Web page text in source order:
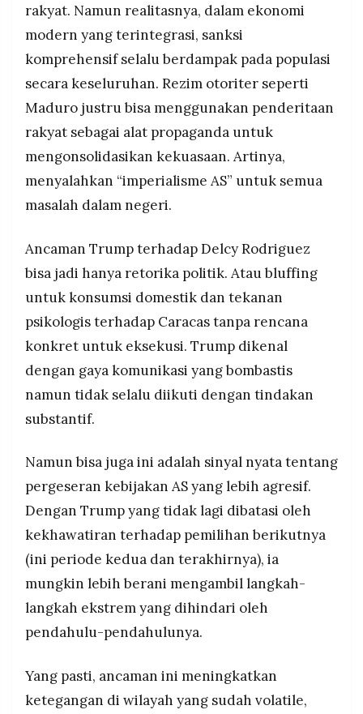
rakyat. Namun realitasnya, dalam ekonomi
modern yang terintegrasi, sanksi
komprehensif selalu berdampak pada populasi
secara keseluruhan. Rezim otoriter seperti
Maduro justru bisa menggunakan penderitaan
rakyat sebagai alat propaganda untuk
mengonsolidasikan kekuasaan. Artinya,
menyalahkan “imperialisme AS” untuk semua
masalah dalam negeri.
Ancaman Trump terhadap Delcy Rodriguez
bisa jadi hanya retorika politik. Atau bluffing
untuk konsumsi domestik dan tekanan
psikologis terhadap Caracas tanpa rencana
konkret untuk eksekusi. Trump dikenal
dengan gaya komunikasi yang bombastis
namun tidak selalu diikuti dengan tindakan
substantif.
Namun bisa juga ini adalah sinyal nyata tentang
pergeseran kebijakan AS yang lebih agresif.
Dengan Trump yang tidak lagi dibatasi oleh
kekhawatiran terhadap pemilihan berikutnya
(ini periode kedua dan terakhirnya), ia
mungkin lebih berani mengambil langkah-
langkah ekstrem yang dihindari oleh
pendahulu-pendahulunya.
Yang pasti, ancaman ini meningkatkan
ketegangan di wilayah yang sudah volatile,